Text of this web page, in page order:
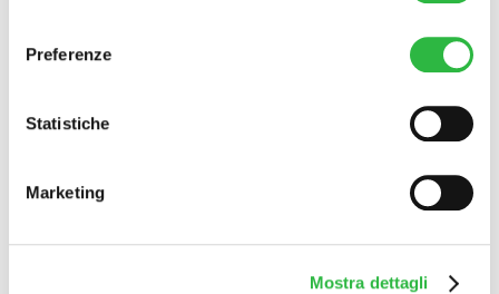
Preferenze
Statistiche
Marketing
Mostra dettagli